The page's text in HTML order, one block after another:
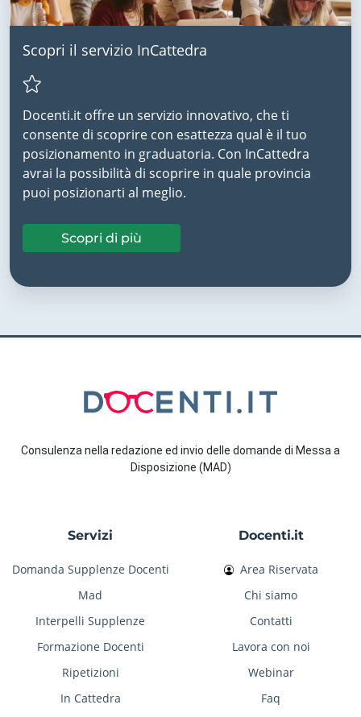
Scopri il servizio InCattedra
Docenti.it offre un servizio innovativo, che ti
consente di scoprire con esattezza qual è il tuo
posizionamento in graduatoria. Con InCattedra
avrai la possibilità di scoprire in quale provincia
puoi posizionarti al meglio.
Scopri di più
Consulenza nella redazione ed invio delle domande di Messa a
Disposizione (MAD)
Servizi
Domanda Supplenze Docenti
Mad
Interpelli Supplenze
Formazione Docenti
Ripetizioni
In Cattedra
Docenti.it
Area Riservata
Chi siamo
Contatti
Lavora con noi
Webinar
Faq